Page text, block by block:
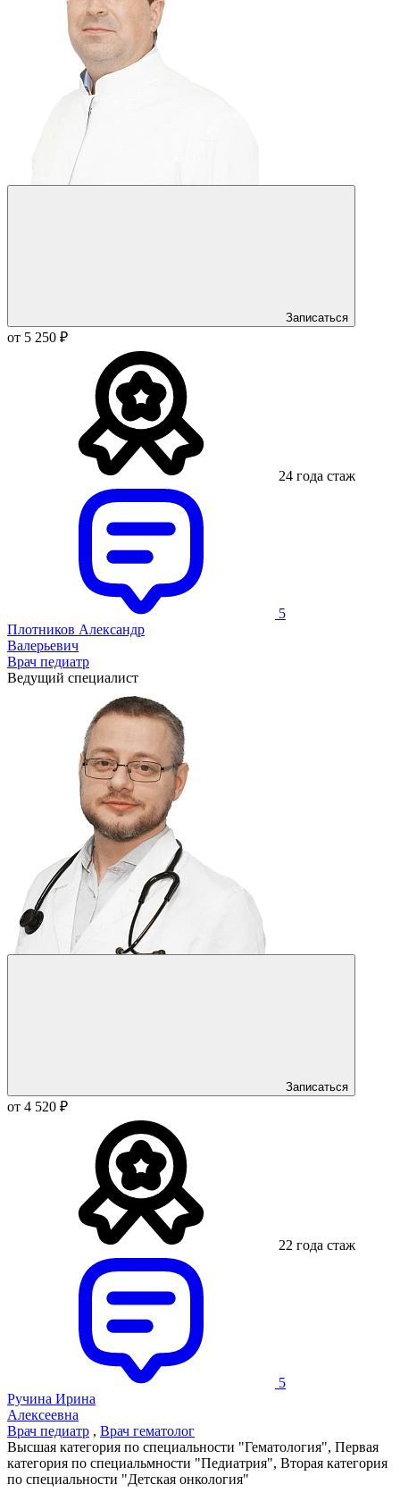
Записаться
от 5 250 ₽
24 года стаж
5
Плотников Александр
Валерьевич
Врач педиатр
Ведущий специалист
Записаться
от 4 520 ₽
22 года стаж
5
Ручина Ирина
Алексеевна
Врач педиатр , Врач гематолог
Высшая категория по специальности "Гематология", Первая
категория по специальмности "Педиатрия", Вторая категория
по специальности "Детская онкология"